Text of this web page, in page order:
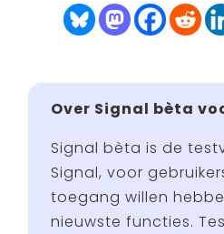
Over Signal bèta
Signal bèta is de
Signal, voor
toegang willen
nieuwste functies.